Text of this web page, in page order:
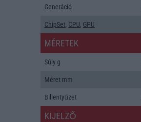
Generáció
ChipSet, CPU, GPU
MÉRETEK
Súly g
Méret mm
Billentyűzet
KIJELZŐ